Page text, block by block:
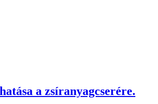
a zsíranyagcserére.